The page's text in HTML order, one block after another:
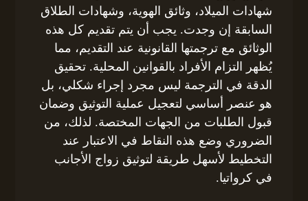
شهادات الميلاد، وثائق الهوية، وشهادات الطلاق
السابقة إن وجدت. يجب أن يتم تقديم كل هذه
الوثائق مع ترجمتها القانونية عند التقديم، مما
يُظهر التزام الأفراد بالقوانين المحلية. تحقيق
الدقة في الترجمة ليس مجرد إجراء شكلي، بل
هو عنصر أساسي لتعجيل عملية التوثيق وضمان
قبول الطلبات من الجهات المختصة. لذلك، من
الضروري وضع هذه النقاط في الاعتبار عند
التخطيط لأسهل طريقة لتوثيق زواج الأجانب
في كرواتيا.